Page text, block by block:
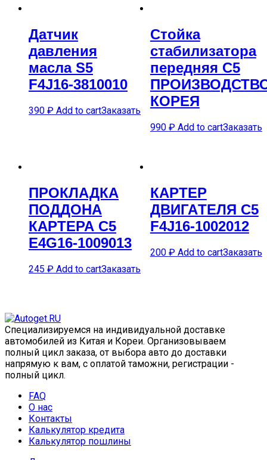
Датчик
давления
масла S5
F4J16-3810010
390 ₽ Add to cartЗаказать
Стойка
стабилизатора
передняя C5
КОРЕЯ
990 ₽ Add to cartЗаказать
ПРОКЛАДКА
ПОДДОНА
КАРТЕРА C5
E4G16-1009013
245 ₽ Add to cartЗаказать
КАРTЕР
ДВИГАTЕЛЯ C5
F4J16-1002012
200 ₽ Add to cartЗаказать
Специализируемся на индивидуальной доставке
автомобилей из Китая и Кореи. Организовываем
полный цикл заказа, от выбора авто до доставки
напрямую к вам, с оплатой таможни, регистрации -
полный цикл.
FAQ
О нас
Контакты
Калькулятор кредита
Калькулятор пошлины